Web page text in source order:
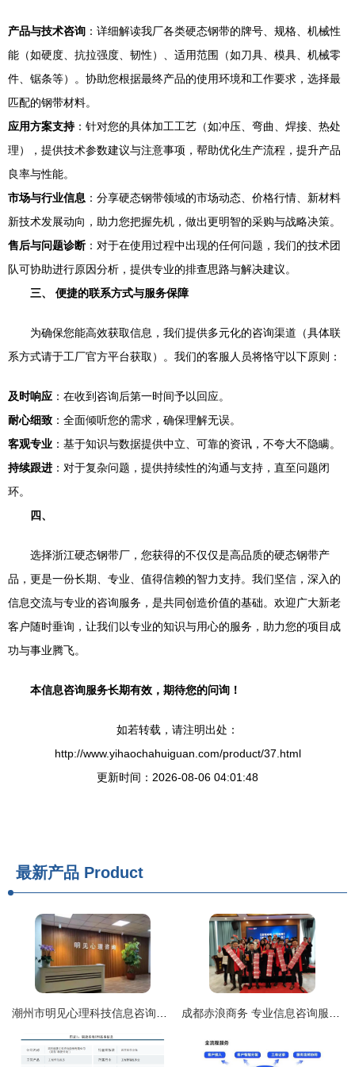
产品与技术咨询 ：详细解读我厂各类硬态钢带的牌号、规格、机械性
能（如硬度、抗拉强度、韧性）、适用范围（如刀具、模具、机械零
件、锯条等）。协助您根据最终产品的使用环境和工作要求，选择最
匹配的钢带材料。
应用方案支持：针对您的具体加工工艺（如冲压、弯曲、焊接、热处
理），提供技术参数建议与注意事项，帮助优化生产流程，提升产品
良率与性能。
市场与行业信息 ：分享硬态钢带领域的市场动态、价格行情、新材料
新技术发展动向，助力您把握先机，做出更明智的采购与战略决策。
售后与问题诊断 ：对于在使用过程中出现的任何问题，我们的技术团
队可协助进行原因分析，提供专业的排查思路与解决建议。
三、 便捷的联系方式与服务保障
为确保您能高效获取信息，我们提供多元化的咨询渠道（具体联
系方式请于工厂官方平台获取）。我们的客服人员将恪守以下原则：
及时响应 ：在收到咨询后第一时间予以回应。
耐心细致 ：全面倾听您的需求，确保理解无误。
客观专业 ：基于知识与数据提供中立、可靠的资讯，不夸大不隐瞒。
持续跟进 ：对于复杂问题，提供持续性的沟通与支持，直至问题闭
环。
四、
选择浙江硬态钢带厂，您获得的不仅仅是高品质的硬态钢带产
品，更是一份长期、专业、值得信赖的智力支持。我们坚信，深入的
信息交流与专业的咨询服务，是共同创造价值的基础。欢迎广大新老
客户随时垂询，让我们以专业的知识与用心的服务，助力您的项目成
功与事业腾飞。
本信息咨询服务长期有效，期待您的问询！
如若转载，请注明出处：
http://www.yihaochahuiguan.com/product/37.html
更新时间：2026-08-06 04:01:48
最新产品 Product